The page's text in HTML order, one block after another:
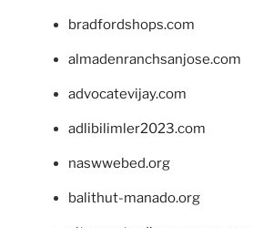
bradfordshops.com
almadenranchsanjose.com
advocatevijay.com
adlibilimler2023.com
naswwebed.org
balithut-manado.org